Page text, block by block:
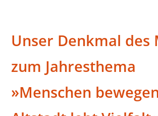
Denkmal des
Unser Denkmal des
zum Jahresthema
»Menschen